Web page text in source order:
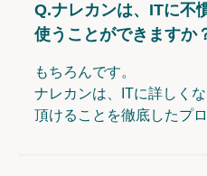
Q.ナレカンは、ITに不
使うことができますか
もちろんです。
ナレカンは、ITに詳しく
頂けることを徹底したプロ